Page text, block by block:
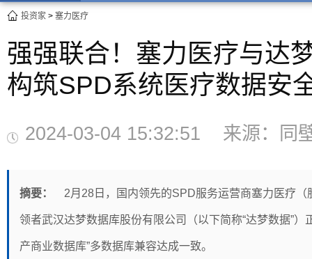
投资家 > 塞力医疗
强强联合！塞力医疗与达
构筑SPD系统医疗数据安
2024-03-04 15:32:51 来源：
摘要： 2月28日，国内领先的SPD服务运营商塞力医疗
领者武汉达梦数据库股份有限公司（以下简称“达梦数据”
产商业数据库”多数据库兼容达成一致。